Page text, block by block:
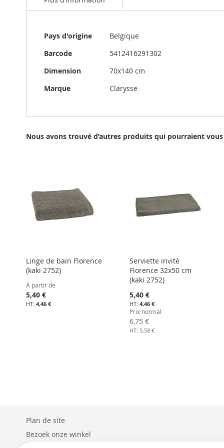
beginning
images
gallery
Plus
d’information
Pays d'origine
Belgique
Barcode
5412416291302
Dimension
70x140 cm
Marque
Clarysse
Nous avons trouvé d’autres produits qui pourraient
Linge de bain Florence
(kaki 2752)
À partir de
5,40 €
4,46 €
Serviette invité
Florence 32x50 cm
(kaki 2752)
Prix
Spécial
5,40 €
4,46 €
Prix normal
6,75 €
5,58 €
Plan de site
Bezoek onze winkel